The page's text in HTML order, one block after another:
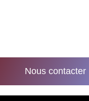
Nous contacter